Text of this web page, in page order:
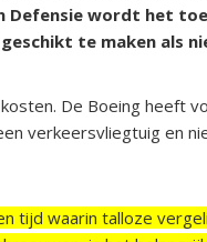
Defensie wordt het
te maken als
De Boeing heeft
verkeersvliegtuig en
tijd waarin talloze